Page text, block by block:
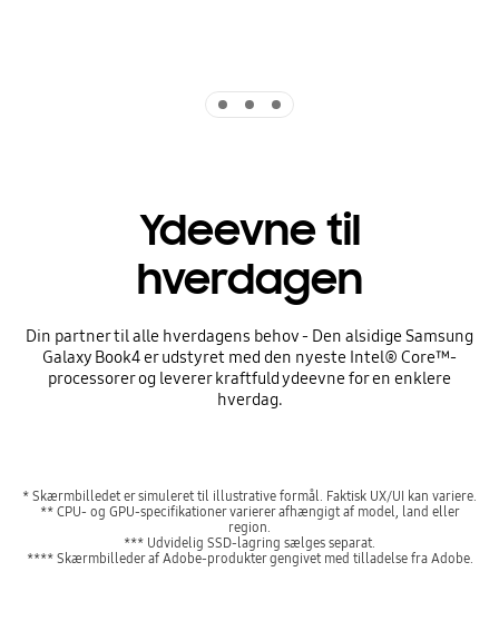
Ydeevne til
hverdagen
Din partner til alle hverdagens behov - Den alsidige Samsung
Galaxy Book4 er udstyret med den nyeste Intel® Core™-
processorer og leverer kraftfuld ydeevne for en enklere
hverdag.
* Skærmbilledet er simuleret til illustrative formål. Faktisk UX/UI kan variere.
** CPU- og GPU-specifikationer varierer afhængigt af model, land eller
region.
*** Udvidelig SSD-lagring sælges separat.
**** Skærmbilleder af Adobe-produkter gengivet med tilladelse fra Adobe.